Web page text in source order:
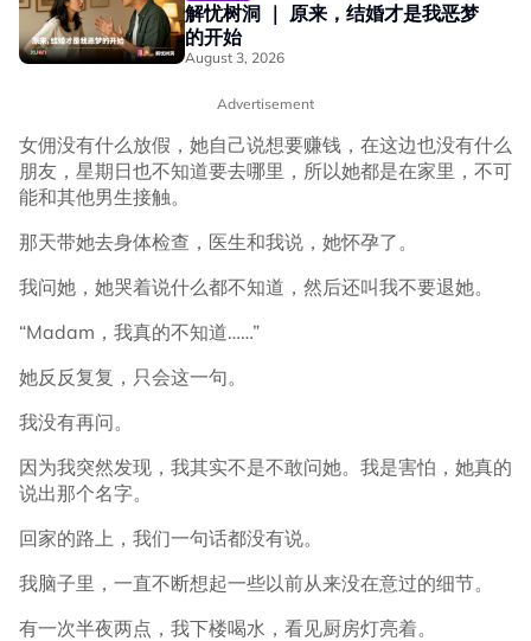
解忧树洞 ｜ 原来，结婚才是我恶梦
的开始
August 3, 2026
Advertisement
女佣没有什么放假，她自己说想要赚钱，在这边也没有什么
朋友，星期日也不知道要去哪里，所以她都是在家里，不可
能和其他男生接触。
那天带她去身体检查，医生和我说，她怀孕了。
我问她，她哭着说什么都不知道，然后还叫我不要退她。
“Madam，我真的不知道……”
她反反复复，只会这一句。
我没有再问。
因为我突然发现，我其实不是不敢问她。我是害怕，她真的
说出那个名字。
回家的路上，我们一句话都没有说。
我脑子里，一直不断想起一些以前从来没在意过的细节。
有一次半夜两点，我下楼喝水，看见厨房灯亮着。